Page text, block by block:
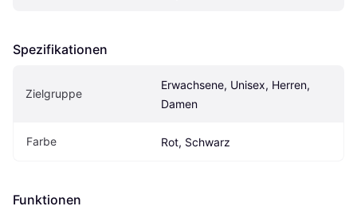
Spezifikationen
Zielgruppe
Erwachsene, Unisex, Herren,
Damen
Farbe Rot, Schwarz
Funktionen